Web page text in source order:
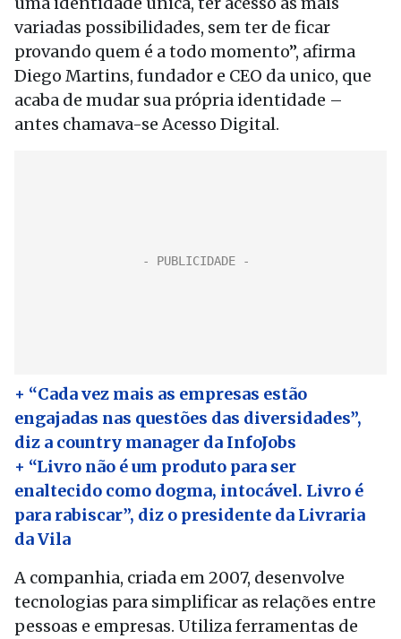
variadas possibilidades, sem ter de ficar
provando quem é a todo momento”, afirma
Diego Martins, fundador e CEO da unico, que
acaba de mudar sua própria identidade –
antes chamava-se Acesso Digital.
+ “Cada vez mais as empresas estão
engajadas nas questões das diversidades”,
diz a country manager da InfoJobs
+ “Livro não é um produto para ser
enaltecido como dogma, intocável. Livro é
para rabiscar”, diz o presidente da Livraria
da Vila
A companhia, criada em 2007, desenvolve
tecnologias para simplificar as relações entre
pessoas e empresas. Utiliza ferramentas de